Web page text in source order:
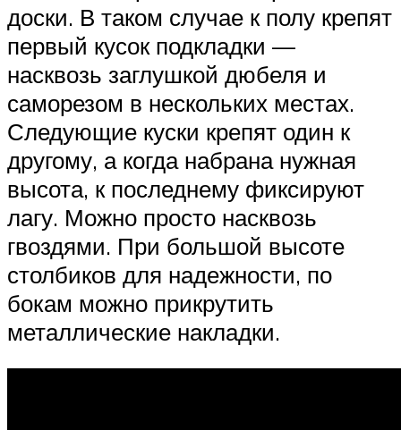
доски. В таком случае к полу крепят
первый кусок подкладки —
насквозь заглушкой дюбеля и
саморезом в нескольких местах.
Следующие куски крепят один к
другому, а когда набрана нужная
высота, к последнему фиксируют
лагу. Можно просто насквозь
гвоздями. При большой высоте
столбиков для надежности, по
бокам можно прикрутить
металлические накладки.